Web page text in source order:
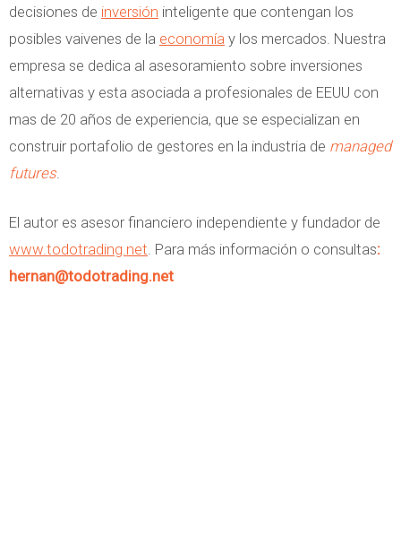
decisiones de inversión inteligente que contengan los
posibles vaivenes de la economía y los mercados. Nuestra
empresa se dedica al asesoramiento sobre inversiones
alternativas y esta asociada a profesionales de EEUU con
mas de 20 años de experiencia, que se especializan en
construir portafolio de gestores en la industria de managed
futures.
El autor es asesor financiero independiente y fundador de
www.todotrading.net. Para más información o consultas:
hernan@todotrading.net